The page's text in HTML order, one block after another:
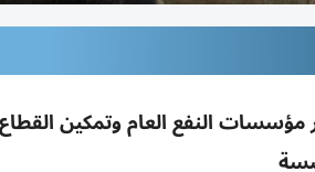
مؤسسات النفع العام وتمكين